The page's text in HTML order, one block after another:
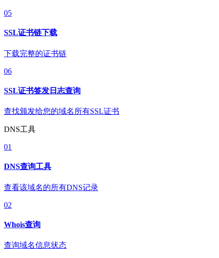
05
SSL证书链下载
下载完整的证书链
06
SSL证书签发日志查询
查找颁发给您的域名所有SSL证书
DNS工具
01
DNS查询工具
查看该域名的所有DNS记录
02
Whois查询
查询域名信息状态